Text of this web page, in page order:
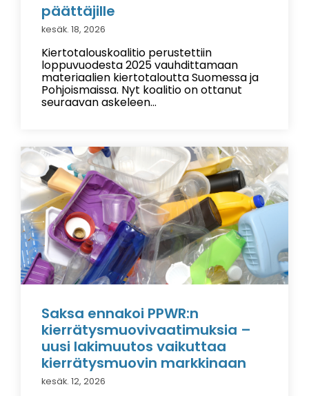
päättäjille
kesäk. 18, 2026
Kiertotalouskoalitio perustettiin
loppuvuodesta 2025 vauhdittamaan
materiaalien kiertotaloutta Suomessa ja
Pohjoismaissa. Nyt koalitio on ottanut
seuraavan askeleen...
Saksa ennakoi PPWR:n
kierrätysmuovivaatimuksia –
uusi lakimuutos vaikuttaa
kierrätysmuovin markkinaan
kesäk. 12, 2026